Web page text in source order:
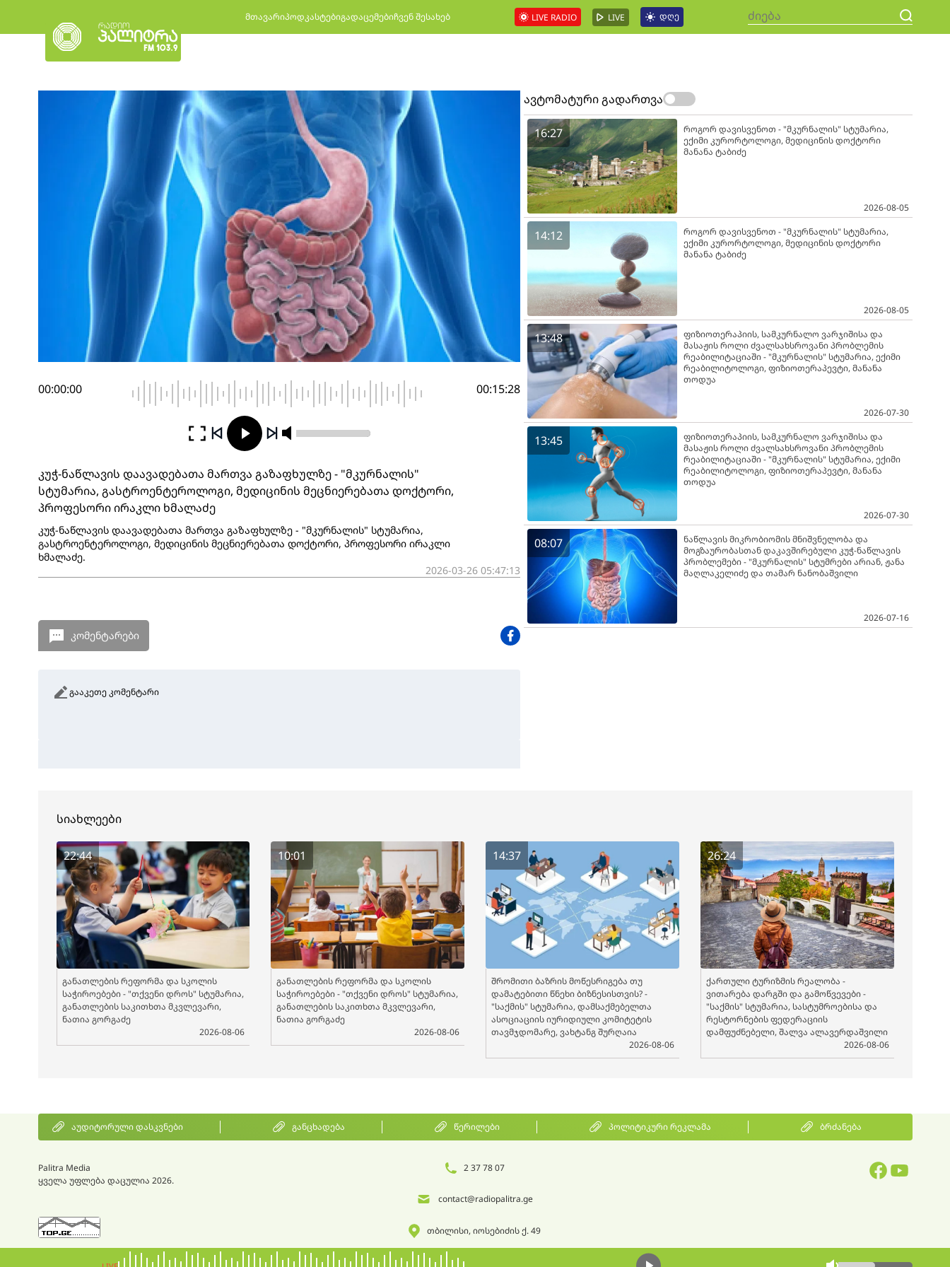
მთავარიპოდკასტებიგადაცემებიჩვენ შესახებ LIVE RADIO LIVE დღე
00:00:00 00:15:28
კუჭ-ნაწლავის დაავადებათა მართვა გაზაფხულზე - "მკურნალის"
სტუმარია, გასტროენტეროლოგი, მედიცინის მეცნიერებათა დოქტორი,
პროფესორი ირაკლი ხმალაძე
კუჭ-ნაწლავის დაავადებათა მართვა გაზაფხულზე - "მკურნალის" სტუმარია,
გასტროენტეროლოგი, მედიცინის მეცნიერებათა დოქტორი, პროფესორი ირაკლი
ხმალაძე.
2026-03-26 05:47:13
კომენტარები
გააკეთე კომენტარი
ავტომატური გადართვა
16:27
როგორ დავისვენოთ - "მკურნალის" სტუმარია,
ექიმი კურორტოლოგი, მედიცინის დოქტორი
მანანა ტაბიძე
2026-08-05
14:12
როგორ დავისვენოთ - "მკურნალის" სტუმარია,
ექიმი კურორტოლოგი, მედიცინის დოქტორი
მანანა ტაბიძე
2026-08-05
13:48
ფიზიოთერაპიის, სამკურნალო ვარჯიშისა და
მასაჟის როლი ძვალსახსროვანი პრობლემის
რეაბილიტაციაში - "მკურნალის" სტუმარია, ექიმი
რეაბილიტოლოგი, ფიზიოთერაპევტი, მანანა
თოდუა
2026-07-30
13:45
ფიზიოთერაპიის, სამკურნალო ვარჯიშისა და
მასაჟის როლი ძვალსახსროვანი პრობლემის
რეაბილიტაციაში - "მკურნალის" სტუმარია, ექიმი
რეაბილიტოლოგი, ფიზიოთერაპევტი, მანანა
თოდუა
2026-07-30
08:07
ნაწლავის მიკრობიომის მნიშვნელობა და
მოგზაურობასთან დაკავშირებული კუჭ-ნაწლავის
პრობლემები - "მკურნალის" სტუმრები არიან, ჟანა
მაღლაკელიძე და თამარ ნანობაშვილი
2026-07-16
სიახლეები
22:44
განათლების რეფორმა და სკოლის
საჭიროებები - "თქვენი დროს" სტუმარია,
განათლების საკითხთა მკვლევარი,
ნათია გორგაძე
2026-08-06
10:01
განათლების რეფორმა და სკოლის
საჭიროებები - "თქვენი დროს" სტუმარია,
განათლების საკითხთა მკვლევარი,
ნათია გორგაძე
2026-08-06
14:37
შრომითი ბაზრის მოწესრიგება თუ
დამატებითი წნეხი ბიზნესისთვის? -
"საქმის" სტუმარია, დამსაქმებელთა
ასოციაციის იურიდიული კომიტეტის
თავმჯდომარე, ვახტანგ შურღაია
2026-08-06
26:24
ქართული ტურიზმის რეალობა -
ვითარება დარგში და გამოწვევები -
"საქმის" სტუმარია, სასტუმროებისა და
რესტორნების ფედერაციის
დამფუძნებელი, შალვა ალავერდაშვილი
2026-08-06
აუდიტორული დასკვნები განცხადება წერილები პოლიტიკური რეკლამა ბრძანება
Palitra Media
ყველა უფლება დაცულია 2026.
2 37 78 07
contact@radiopalitra.ge
თბილისი, იოსებიძის ქ. 49